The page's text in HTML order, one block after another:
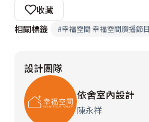
收藏
相關標籤
#幸福空間 幸福空間廣播節目
設計團隊
依舍室內設計
陳永祥